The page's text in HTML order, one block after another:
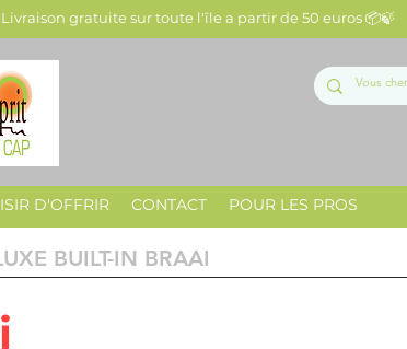
gratuite sur toute l'île a partir de 50 euros 📦🍃
D'OFFRIR CONTACT POUR LES PROS
BUILT-IN BRAAI